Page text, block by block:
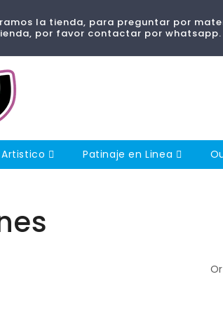
la tienda, para preguntar por
por favor contactar por whatsapp.
Patinaje en Linea